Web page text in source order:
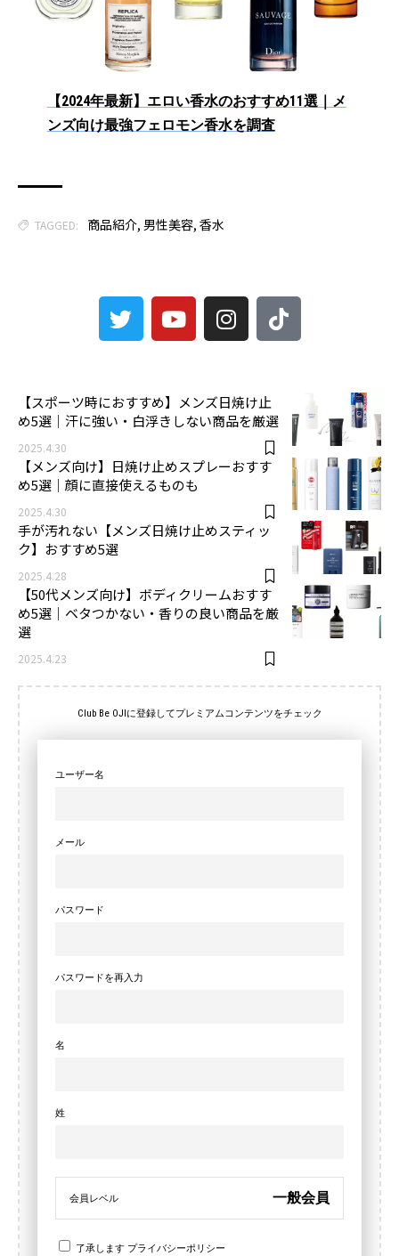
【2024年最新】エロい香水のおすすめ11選｜メ
ンズ向け最強フェロモン香水を調査
TAGGED: 商品紹介, 男性美容, 香水
【スポーツ時におすすめ】メンズ日焼け止
め5選｜汗に強い・白浮きしない商品を厳選
2025.4.30
【メンズ向け】日焼け止めスプレーおすす
め5選｜顔に直接使えるものも
2025.4.30
手が汚れない【メンズ日焼け止めスティッ
ク】おすすめ5選
2025.4.28
【50代メンズ向け】ボディクリームおすす
め5選｜ベタつかない・香りの良い商品を厳
選
2025.4.23
Club Be OJIに登録してプレミアムコンテンツをチェック
ユーザー名
メール
パスワード
パスワードを再入力
名
姓
会員レベル 一般会員
了承します プライバシーポリシー